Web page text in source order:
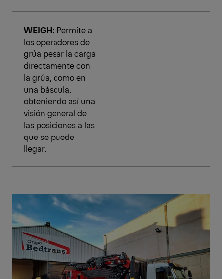
WEIGH: Permite a
los operadores de
grúa pesar la carga
directamente con
la grúa, como en
una báscula,
obteniendo así una
visión general de
las posiciones a las
que se puede
llegar.